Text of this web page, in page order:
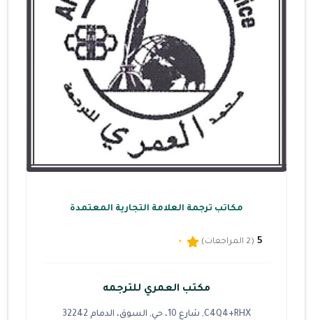
مكاتب ترجمة العلامة التجارية المعتمدة
5 (2 المراجعات)
مكتب العمري للترجمه
C4Q4+RHX, شارع 10، حي, السوق، الدمام 32242